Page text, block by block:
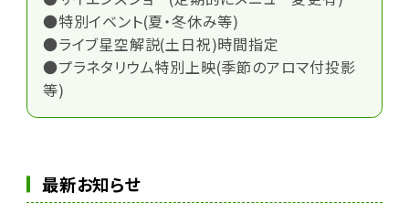
●特別イベント(夏・冬休み等)
●ライブ星空解説(土日祝)時間指定
●プラネタリウム特別上映(季節のアロマ付投影
等)
最新お知らせ